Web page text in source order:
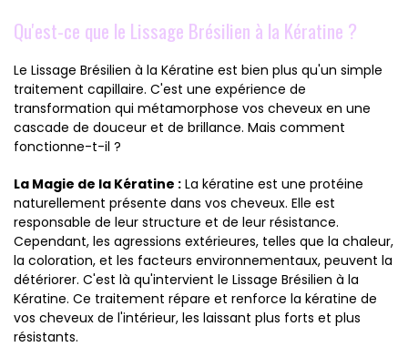
Qu'est-ce que le Lissage Brésilien à la Kératine ?
Le Lissage Brésilien à la Kératine est bien plus qu'un simple
traitement capillaire. C'est une expérience de
transformation qui métamorphose vos cheveux en une
cascade de douceur et de brillance. Mais comment
fonctionne-t-il ?
La Magie de la Kératine : La kératine est une protéine
naturellement présente dans vos cheveux. Elle est
responsable de leur structure et de leur résistance.
Cependant, les agressions extérieures, telles que la chaleur,
la coloration, et les facteurs environnementaux, peuvent la
détériorer. C'est là qu'intervient le Lissage Brésilien à la
Kératine. Ce traitement répare et renforce la kératine de
vos cheveux de l'intérieur, les laissant plus forts et plus
résistants.